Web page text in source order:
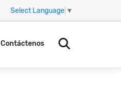
Select Language ▼
Contáctenos